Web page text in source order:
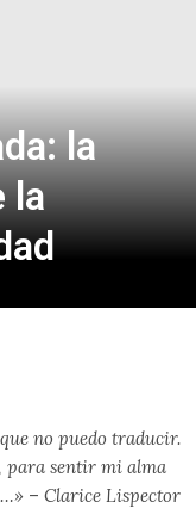
la
la
no puedo traducir.
para sentir mi alma
– Clarice Lispector